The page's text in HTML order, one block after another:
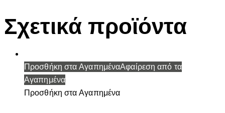
Σχετικά προϊόντα
Προσθήκη στα ΑγαπημέναΑφαίρεση από τα
Αγαπημένα
Προσθήκη στα Αγαπημένα